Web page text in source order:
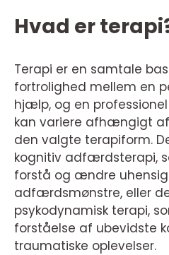
Hvad er
Terapi er en samtale
fortrolighed mellem en
hjælp, og en
kan variere afhængigt
den valgte terapiform.
kognitiv adfærdsterapi,
forstå og ændre
adfærdsmønstre, eller
psykodynamisk terapi,
forståelse af ubevidste
traumatiske oplevelser.